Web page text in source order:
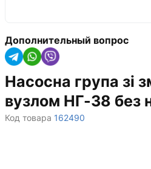
Дополнительный вопрос
Насосна група зі
вузлом НГ-38 без
Код товара 162490